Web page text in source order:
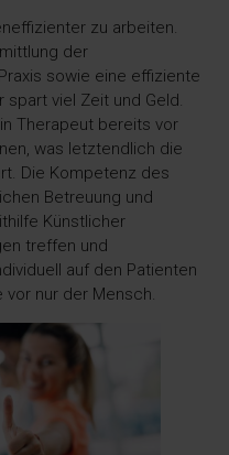
zu arbeiten.
der
sowie eine effiziente
viel Zeit und Geld.
Therapeut bereits vor
was letztendlich die
Die Kompetenz des
Betreuung und
Künstlicher
treffen und
auf den Patienten
vor nur der Mensch.